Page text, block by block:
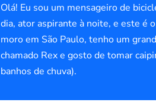
Olá! Eu sou um mensageiro de
dia, ator aspirante à noite, e este é
moro em São Paulo, tenho um
chamado Rex e gosto de tomar
banhos de chuva).